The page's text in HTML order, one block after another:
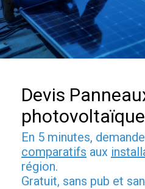
Devis
En 5 minutes,
comparatifs aux
région.
Gratuit, sans pub et